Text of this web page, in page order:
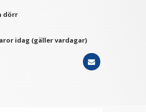
dörr
idag (gäller vardagar)